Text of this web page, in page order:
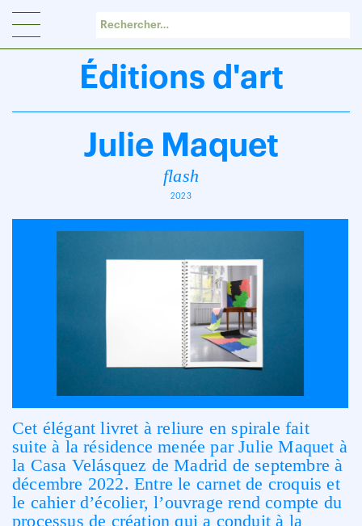
Éditions d'art
Julie Maquet
flash
2023
Cet élégant livret à reliure en spirale fait
suite à la résidence menée par Julie Maquet à
la Casa Velásquez de Madrid de septembre à
décembre 2022. Entre le carnet de croquis et
le cahier d’écolier, l’ouvrage rend compte du
processus de création qui a conduit à la